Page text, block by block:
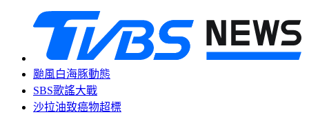
颱風白海豚動態
SBS歌謠大戰
沙拉油致癌物超標